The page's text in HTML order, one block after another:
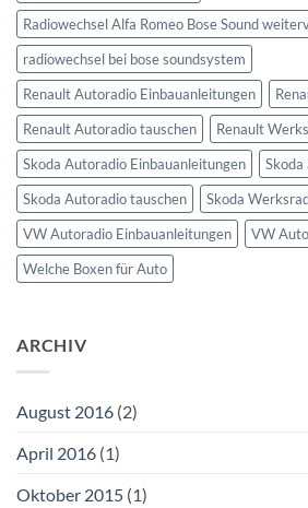
Radiowechsel Alfa Romeo Bose Sound
radiowechsel bei bose soundsystem‎
Renault Autoradio Einbauanleitungen
Renault Autoradio tauschen
Renault
Skoda Autoradio Einbauanleitungen
Skoda Autoradio tauschen
Skoda
VW Autoradio Einbauanleitungen
VW
Welche Boxen für Auto
ARCHIV
August 2016 (2)
April 2016 (1)
Oktober 2015 (1)